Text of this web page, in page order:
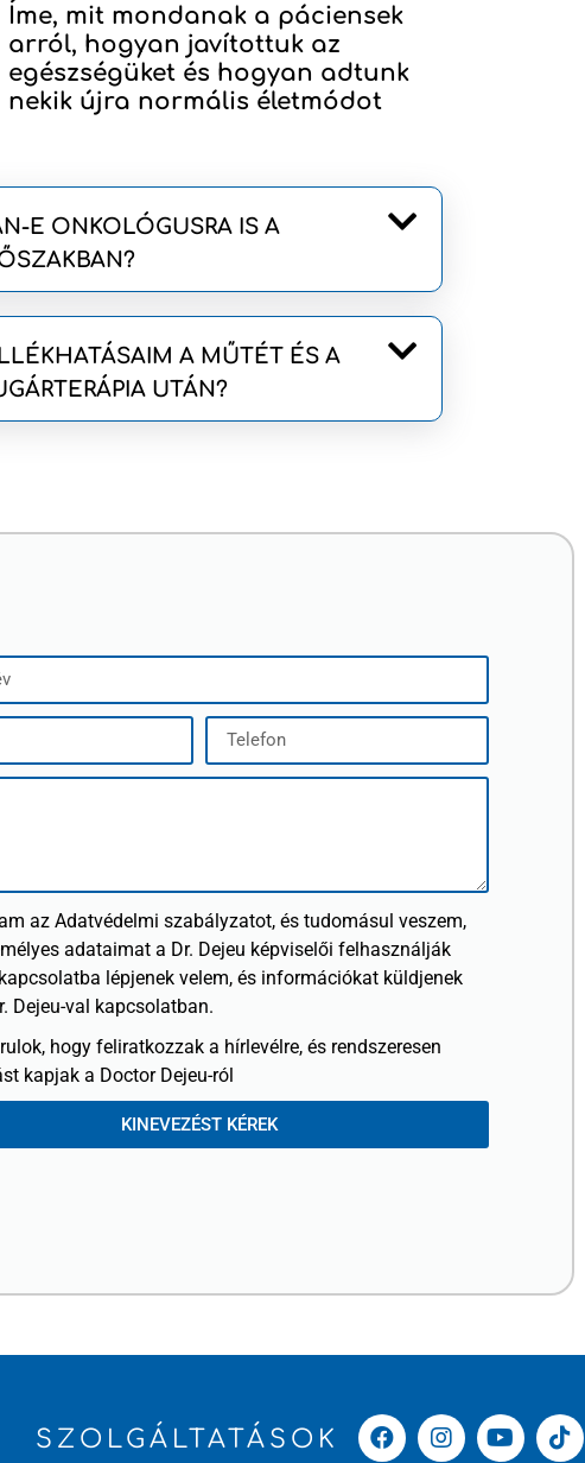
Íme, mit mondanak a páciensek
arról, hogyan javítottuk az
egészségüket és hogyan adtunk
nekik újra normális életmódot
E ONKOLÓGUSRA IS A
A MŰTÉT ÉS A
UTÁN?
az Adatvédelmi szabályzatot, és tudomásul veszem,
adataimat a Dr. Dejeu képviselői felhasználják
lépjenek velem, és információkat küldjenek
Dejeu-val kapcsolatban.
hogy feliratkozzak a hírlevélre, és rendszeresen
kapjak a Doctor Dejeu-ról
KINEVEZÉST KÉREK
SZOLGÁLTATÁSOK